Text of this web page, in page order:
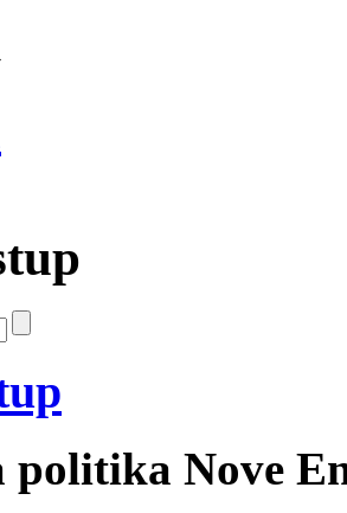
politika Nove